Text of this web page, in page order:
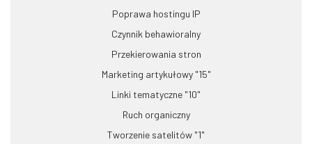
Poprawa hostingu IP
Czynnik behawioralny
Przekierowania stron
Marketing artykułowy "15"
Linki tematyczne "10"
Ruch organiczny
Tworzenie satelitów "1"